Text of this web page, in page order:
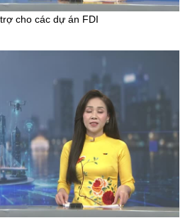
cho các dự án FDI